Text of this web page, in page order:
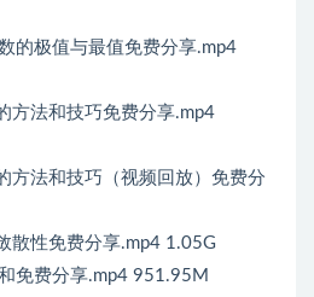
的极值与最值免费分享.mp4
方法和技巧免费分享.mp4
方法和技巧（视频回放）免费分
散性免费分享.mp4 1.05G
免费分享.mp4 951.95M